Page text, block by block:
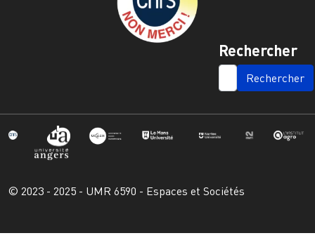
Rechercher
SEARCH
© 2023 - 2025 - UMR 6590 - Espaces et Sociétés